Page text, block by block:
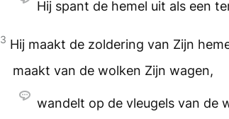
Hij spant de hemel uit als een
3 Hij maakt de zoldering van Zijn
maakt van de wolken Zijn wagen,
wandelt op de vleugels van de